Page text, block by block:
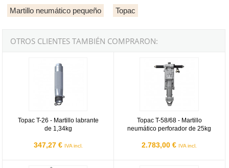
Martillo neumático pequeño Topac
OTROS CLIENTES TAMBIÉN COMPRARON:
Topac T-26 - Martillo labrante
de 1,34kg
347,27 € IVA incl.
Topac T-58/68 - Martillo
neumático perforador de 25kg
2.783,00 € IVA incl.